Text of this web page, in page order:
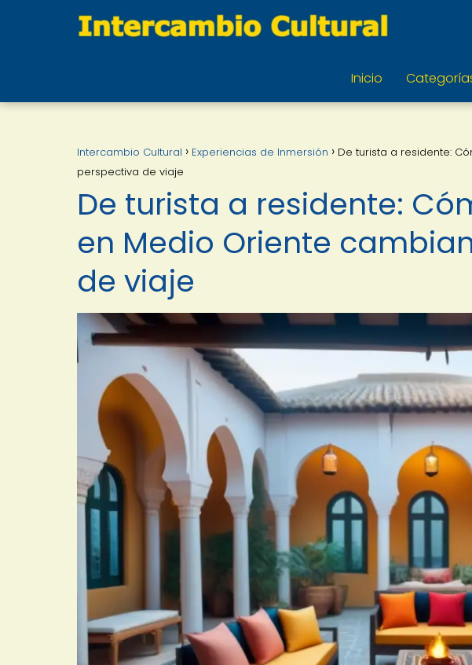
Inicio
Intercambio Cultural Experiencias de Inmersión
De turista a residente:
perspectiva de viaje
De turista a residente:
en Medio Oriente
de viaje